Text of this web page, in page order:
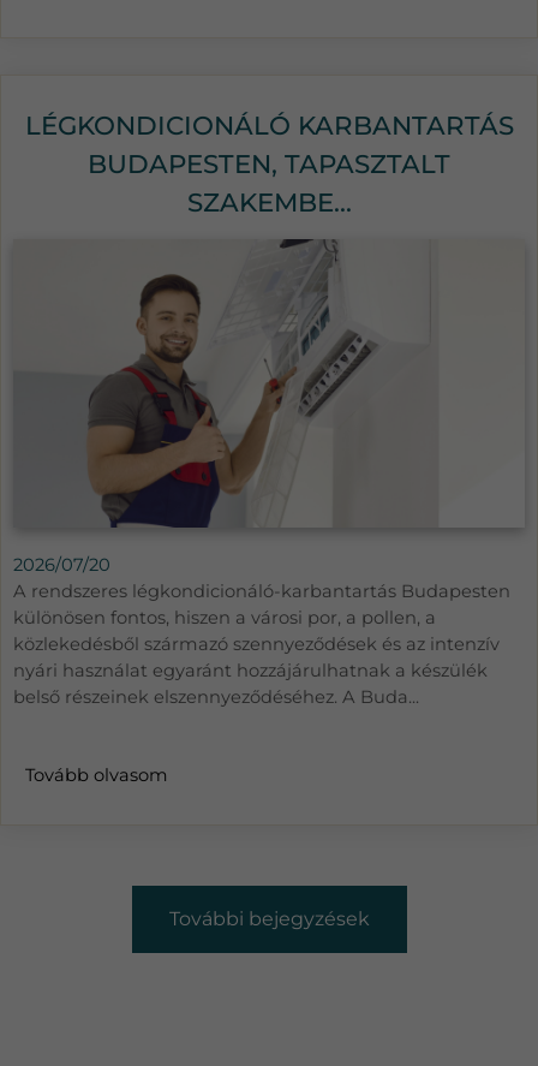
LÉGKONDICIONÁLÓ KARBANTARTÁS
BUDAPESTEN, TAPASZTALT
SZAKEMBE...
2026/07/20
A rendszeres légkondicionáló-karbantartás Budapesten
különösen fontos, hiszen a városi por, a pollen, a
közlekedésből származó szennyeződések és az intenzív
nyári használat egyaránt hozzájárulhatnak a készülék
belső részeinek elszennyeződéséhez. A Buda...
Tovább olvasom
További bejegyzések